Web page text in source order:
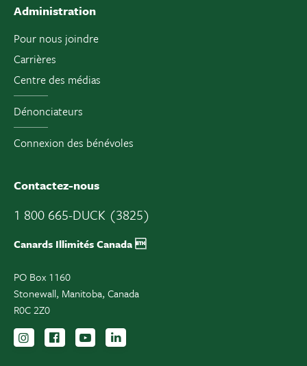
Administration
Pour nous joindre
Carrières
Centre des médias
Dénonciateurs
Connexion des bénévoles
Contactez-nous
1 800 665-DUCK (3825)
Canards Illimités Canada 
PO Box 1160
Stonewall, Manitoba, Canada
R0C 2Z0
Suivez-nous sur Instagram
Suivez-nous sur Facebook
Inscrivez-vous sur YouTube